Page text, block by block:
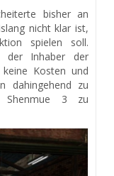
bisher an
nicht klar ist,
spielen soll.
der Inhaber der
keine Kosten und
dahingehend zu
Shenmue 3 zu